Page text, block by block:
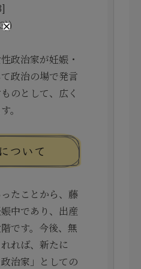
政治家が妊娠・
政治の場で発言
のとして、広く
。
ついて
たことから、藤
中であり、出産
です。今後、無
れば、新たに
政治家」としての